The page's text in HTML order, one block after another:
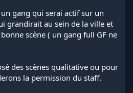
gang qui serai actif sur un
grandirait au sein de la ville et
scène ( un gang full GF ne
des scènes qualitative ou pour
la permission du staff.